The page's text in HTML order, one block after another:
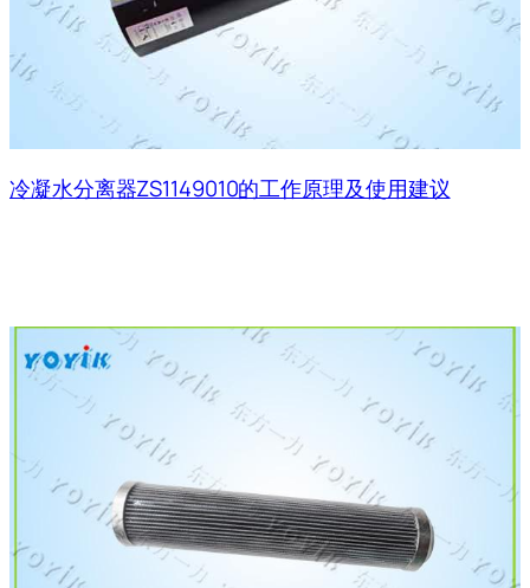
冷凝水分离器ZS1149010的工作原理及使用建议